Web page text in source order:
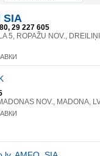
SIA
29 227 605
5, ROPAŽU NOV.,
NOV., MADONA,